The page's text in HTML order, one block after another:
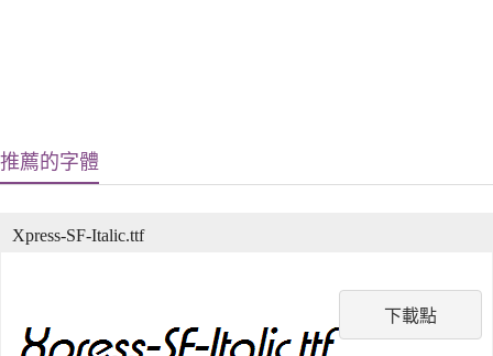
推薦的字體
下載點
Xpress-SF-Italic.ttf